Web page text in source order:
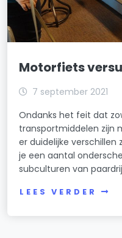
Motorfiets
7 september 2021
Ondanks het feit dat
transportmiddelen zijn
er duidelijke verschillen
je een aantal
subculturen van
LEES VERDER